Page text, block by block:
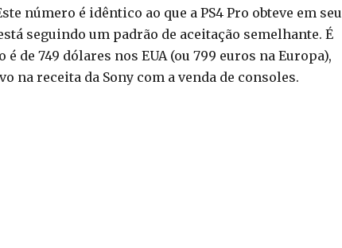
número é idêntico ao que a PS4 Pro obteve em seu
seguindo um padrão de aceitação semelhante. É
de 749 dólares nos EUA (ou 799 euros na Europa),
receita da Sony com a venda de consoles.